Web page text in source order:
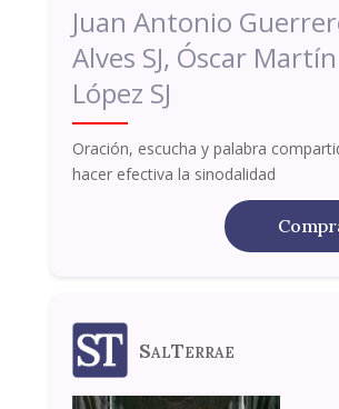
Juan Antonio
Alves SJ, Óscar Martín
López SJ
Oración, escucha y palabra
hacer efectiva la sinodalidad
SalTerrae